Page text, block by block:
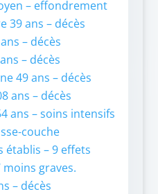
– effondrement
39 ans – décès
– décès
– décès
49 ans – décès
ans – décès
ans – soins intensifs
couche
établis – 9 effets
graves.
– décès